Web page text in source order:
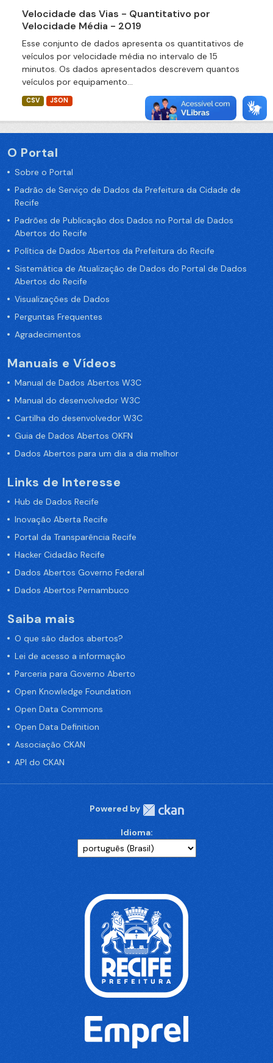
Velocidade das Vias - Quantitativo por
Velocidade Média - 2019
Esse conjunto de dados apresenta os quantitativos de
veículos por velocidade média no intervalo de 15
minutos. Os dados apresentados descrevem quantos
veículos por equipamento...
CSV JSON
O Portal
Sobre o Portal
Padrão de Serviço de Dados da Prefeitura da Cidade de
Recife
Padrões de Publicação dos Dados no Portal de Dados
Abertos do Recife
Política de Dados Abertos da Prefeitura do Recife
Sistemática de Atualização de Dados do Portal de Dados
Abertos do Recife
Visualizações de Dados
Perguntas Frequentes
Agradecimentos
Manuais e Vídeos
Manual de Dados Abertos W3C
Manual do desenvolvedor W3C
Cartilha do desenvolvedor W3C
Guia de Dados Abertos OKFN
Dados Abertos para um dia a dia melhor
Links de Interesse
Hub de Dados Recife
Inovação Aberta Recife
Portal da Transparência Recife
Hacker Cidadão Recife
Dados Abertos Governo Federal
Dados Abertos Pernambuco
Saiba mais
O que são dados abertos?
Lei de acesso a informação
Parceria para Governo Aberto
Open Knowledge Foundation
Open Data Commons
Open Data Definition
Associação CKAN
API do CKAN
Powered by
Idioma